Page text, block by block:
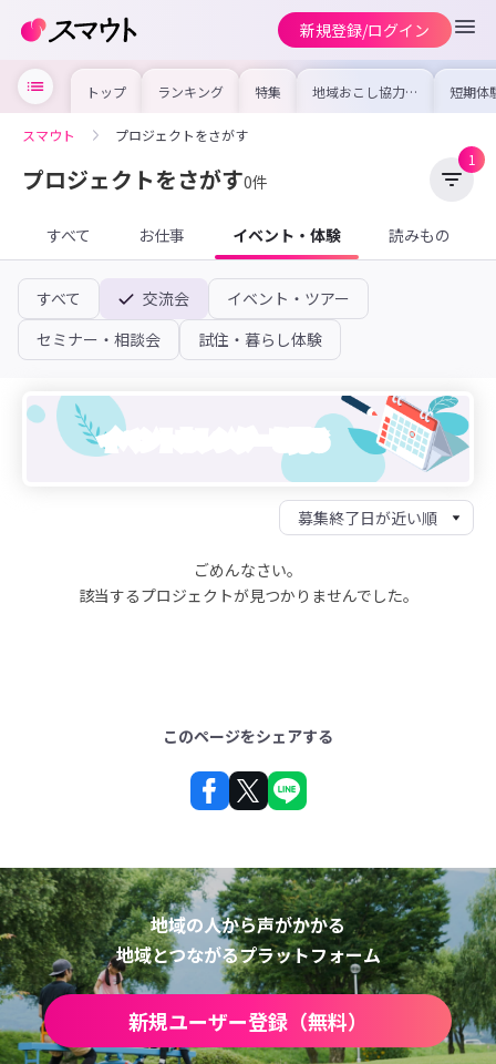
新規登録/ログイン
トップ ランキング 特集 地域おこし協力隊
の求人やイベント
を集めました！仕
短期体
り〜数
域を知
期体
スマウト プロジェクトをさがす
プロジェクトをさがす0件
1
すべて お仕事 イベント・体験 読みもの
すべて 交流会
イベント・ツアー
セミナー・相談会
試住・暮らし体験
イベントカレンダーを見る
ごめんなさい。
該当するプロジェクトが見つかりませんでした。
このページをシェアする
地域の人から声がかかる
地域とつながるプラットフォーム
新規ユーザー登録（無料）